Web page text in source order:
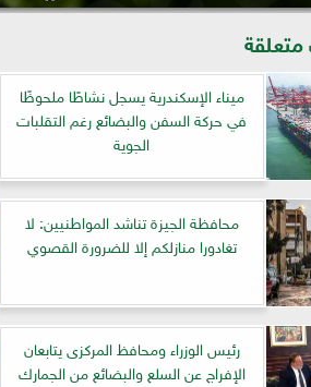
ميناء الإسكندرية يسجل نشاطًا ملحوظًا
في حركة السفن والبضائع رغم التقلبات
الجوية
محافظة الجيزة تناشد المواطنيين: لا
تغادورا منازلكم إلا للضرورة القصوي
رئيس الوزراء ومحافظ المركزى يتابعان
الإفراج عن السلع والبضائع من الجمارك